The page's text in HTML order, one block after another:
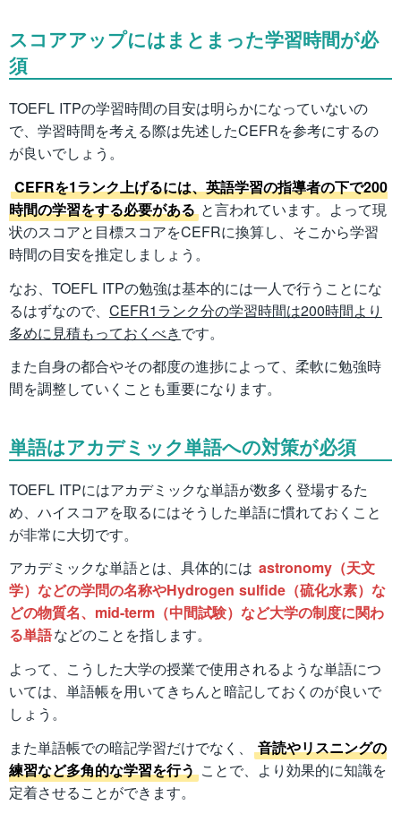
スコアアップにはまとまった学習時間が必
須
TOEFL ITPの学習時間の目安は明らかになっていないの
で、学習時間を考える際は先述したCEFRを参考にするの
が良いでしょう。
CEFRを1ランク上げるには、英語学習の指導者の下で200
時間の学習をする必要がある と言われています。よって現
状のスコアと目標スコアをCEFRに換算し、そこから学習
時間の目安を推定しましょう。
なお、TOEFL ITPの勉強は基本的には一人で行うことにな
るはずなので、 CEFR1ランク分の学習時間は200時間より
多めに見積もっておくべきです。
また自身の都合やその都度の進捗によって、柔軟に勉強時
間を調整していくことも重要になります。
単語はアカデミック単語への対策が必須
TOEFL ITPにはアカデミックな単語が数多く登場するた
め、ハイスコアを取るにはそうした単語に慣れておくこと
が非常に大切です。
アカデミックな単語とは、具体的には astronomy（天文
学）などの学問の名称やHydrogen sulfide（硫化水素）な
どの物質名、mid-term（中間試験）など大学の制度に関わ
る単語などのことを指します。
よって、こうした大学の授業で使用されるような単語につ
いては、単語帳を用いてきちんと暗記しておくのが良いで
しょう。
また単語帳での暗記学習だけでなく、
音読やリスニングの
練習など多角的な学習を行う ことで、より効果的に知識を
定着させることができます。